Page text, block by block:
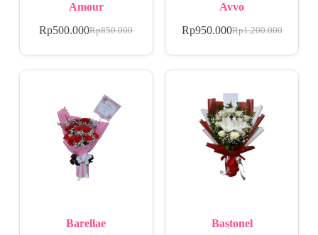
Amour
Rp850.000
Rp500.000
Avvo
Rp1.200.000
Rp950.000
Barellae Bastonel